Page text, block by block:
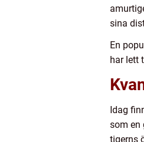
sina
En
har lett
Idag
som en
tigerns